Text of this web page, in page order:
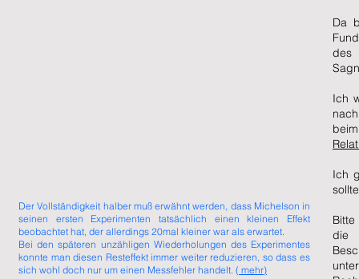
Der Vollständigkeit halber muß erwähnt werden, dass Michelson in
seinen ersten Experimenten tatsächlich einen kleinen Effekt
beobachtet hat, der allerdings 20mal kleiner war als erwartet.
Bei den späteren unzähligen Wiederholungen des Experimentes
konnte man diesen Resteffekt immer weiter reduzieren, so dass es
sich wohl doch nur um einen Messfehler handelt. ( mehr)
Da
des
Ich
Ich
die